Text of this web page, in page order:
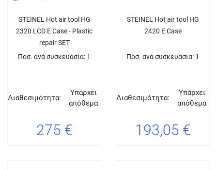
STEINEL Hot air tool HG
2320 LCD E Case - Plastic
repair SET
Ποσ. ανά συσκευασία: 1
Διαθεσιμότητα:
Υπάρχει
απόθεμα
275 €
STEINEL Hot air tool HG
2420 E Case
Ποσ. ανά συσκευασία: 1
Διαθεσιμότητα:
Υπάρχει
απόθεμα
193,05 €